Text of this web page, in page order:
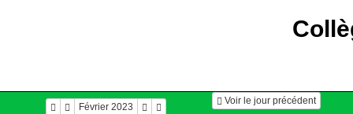
Février 2023
Voir le jour précédent